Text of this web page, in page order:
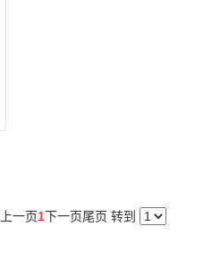
上一页1下一页尾页 转到